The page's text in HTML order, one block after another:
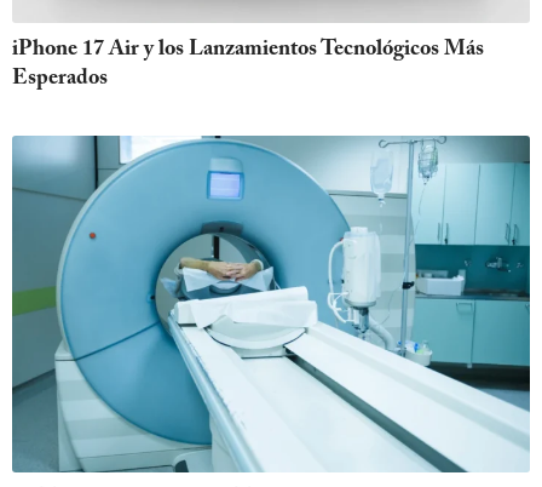
iPhone 17 Air y los Lanzamientos Tecnológicos Más
Esperados